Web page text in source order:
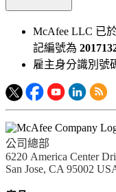
McAfee LLC 已
記編號為
雇主身分識別號
公司總部
6220 America Center
San Jose, CA 95002